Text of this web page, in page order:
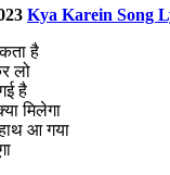
Kya Karein Song
है
लो
है
मिलेगा
आ गया